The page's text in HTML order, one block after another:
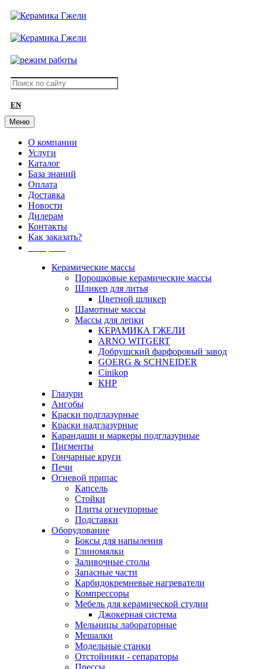
EN
Меню
О компании
Услуги
Каталог
База знаний
Оплата
Доставка
Новости
Дилерам
Контакты
Как заказать?
Керамические массы
Порошковые керамические массы
Шликер для литья
Цветной шликер
Шамотные массы
Массы для лепки
КЕРАМИКА ГЖЕЛИ
ARNO WITGERT
Добрушский фарфоровый завод
GOERG & SCHNEIDER
Cinikop
КНР
Глазури
Ангобы
Краски подглазурные
Краски надглазурные
Карандаши и маркеры подглазурные
Пигменты
Гончарные круги
Печи
Огневой припас
Капсель
Стойки
Плиты огнеупорные
Подставки
Оборудование
Боксы для напыления
Глиномялки
Заливочные столы
Запасные части
Карбидокремневые нагреватели
Компрессоры
Мебель для керамической студии
Джокерная система
Мельницы лабораторные
Мешалки
Модельные станки
Отстойники - сепараторы
Прессы